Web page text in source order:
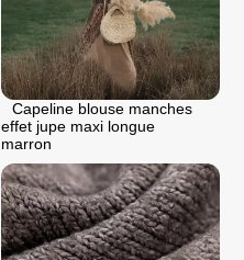
Capeline blouse manches
effet jupe maxi longue
marron